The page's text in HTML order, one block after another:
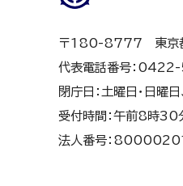
〒180-8777 東京
代表電話番号：
閉庁日：土曜日・日曜
受付時間：午前8時30
法人番号：